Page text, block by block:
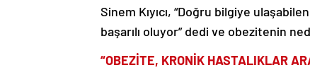
Sinem Kıyıcı, “Doğru bilgiye
başarılı oluyor” dedi ve obezitenin
“OBEZİTE, KRONİK HASTALIKLAR